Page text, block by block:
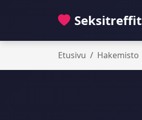
Etusivu Hakemisto